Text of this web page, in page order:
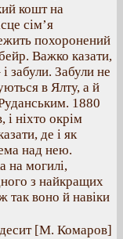
кошт на
сім’я
похоронений
Важко казати,
забули. Забули не
в Ялту, а й
1880
і ніхто окрім
де і як
над нею.
на могилі,
з найкращих
так воно й навіки
[М. Комаров]